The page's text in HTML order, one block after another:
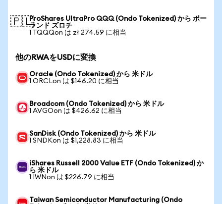
🇵🇱ProShares UltraPro QQQ (Ondo Tokenized) から ポー
ランド ズロチ
1 TQQQon は zł 274.59 に相当
他のRWAをUSDに変換
Oracle (Ondo Tokenized) から 米ドル
1 ORCLon は $146.20 に相当
Broadcom (Ondo Tokenized) から 米ドル
1 AVGOon は $426.62 に相当
SanDisk (Ondo Tokenized) から 米ドル
1 SNDKon は $1,228.83 に相当
iShares Russell 2000 Value ETF (Ondo Tokenized) か
ら 米ドル
1 IWNon は $226.79 に相当
Taiwan Semiconductor Manufacturing (Ondo